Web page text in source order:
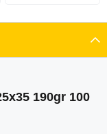
190gr 100